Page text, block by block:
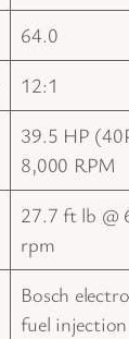
64.0
12:1
39.5 HP
8,000 RPM
27.7 ft lb @
rpm
Bosch
fuel